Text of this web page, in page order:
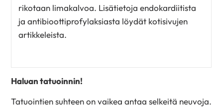
rikotaan limakalvoa. Lisätietoja endokardiitista
ja antibioottiprofylaksiasta löydät kotisivujen
artikkeleista.
Haluan tatuoinnin!
Tatuointien suhteen on vaikea antaa selkeitä neuvoja.